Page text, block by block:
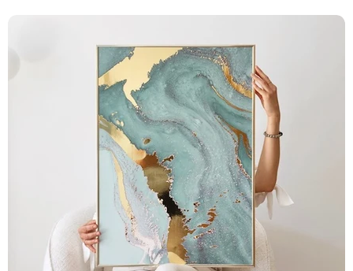
Return Address (France):
Global24 "Glam Posters"
22 rue Edmond Rostand, porte 0012,
59130 Lambersart,